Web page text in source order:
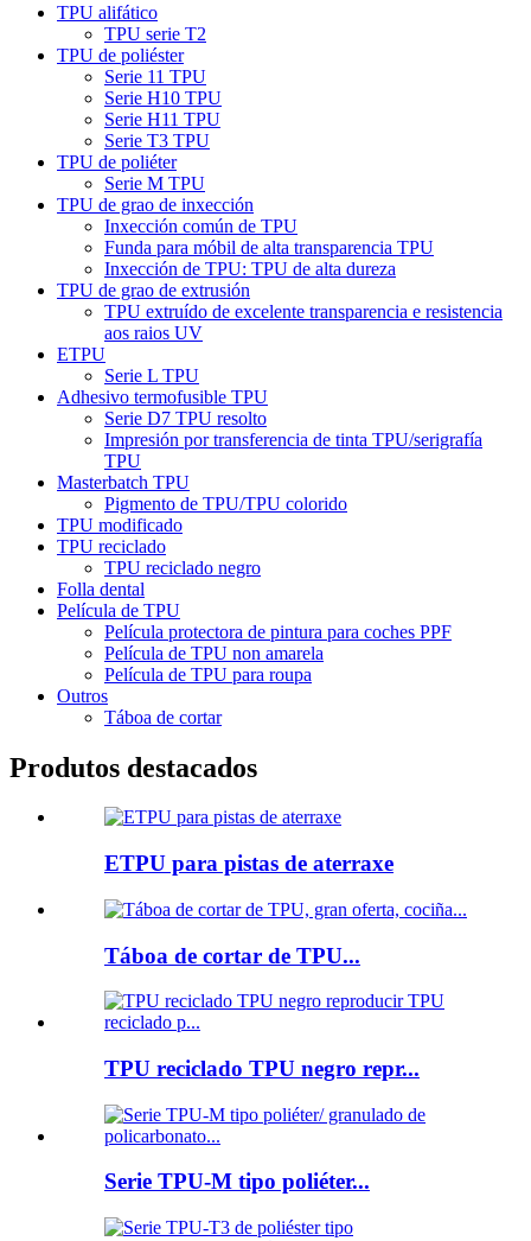
TPU alifático
TPU serie T2
TPU de poliéster
Serie 11 TPU
Serie H10 TPU
Serie H11 TPU
Serie T3 TPU
TPU de poliéter
Serie M TPU
TPU de grao de inxección
Inxección común de TPU
Funda para móbil de alta transparencia TPU
Inxección de TPU: TPU de alta dureza
TPU de grao de extrusión
TPU extruído de excelente transparencia e resistencia
aos raios UV
ETPU
Serie L TPU
Adhesivo termofusible TPU
Serie D7 TPU resolto
Impresión por transferencia de tinta TPU/serigrafía
TPU
Masterbatch TPU
Pigmento de TPU/TPU colorido
TPU modificado
TPU reciclado
TPU reciclado negro
Folla dental
Película de TPU
Película protectora de pintura para coches PPF
Película de TPU non amarela
Película de TPU para roupa
Outros
Táboa de cortar
Produtos destacados
ETPU para pistas de aterraxe
Táboa de cortar de TPU...
TPU reciclado TPU negro repr...
Serie TPU-M tipo poliéter...